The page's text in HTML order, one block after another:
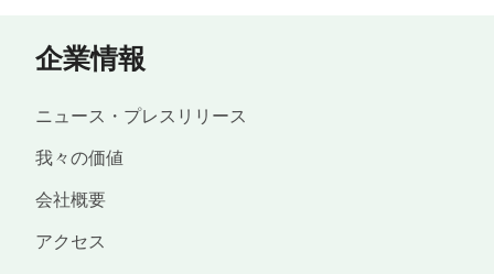
企業情報
ニュース・プレスリリース
我々の価値
会社概要
アクセス